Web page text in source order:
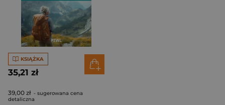
KSIĄŻKA
35,21 zł
39,00 zł - sugerowana cena
detaliczna